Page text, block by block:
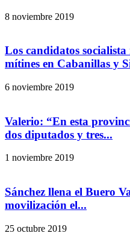
8 noviembre 2019
Los candidatos
mítines en Cabanillas y
6 noviembre 2019
Valerio: “En esta
dos diputados y tres...
1 noviembre 2019
Sánchez llena el Buero
movilización el...
25 octubre 2019